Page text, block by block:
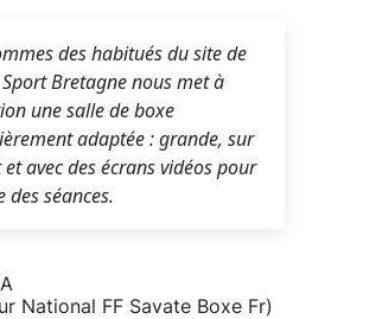
des habitués du site de
Bretagne nous met à
une salle de boxe
adaptée : grande, sur
avec des écrans vidéos pour
des séances.
National FF Savate Boxe Fr)